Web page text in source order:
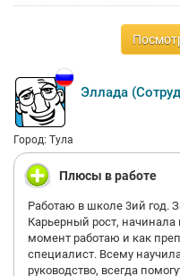
Эллада
Город: Тула
Плюсы в работе
Работаю в школе 3ий год.
Карьерный рост,
момент работаю и как
специалист. Всему
руководство, всегда